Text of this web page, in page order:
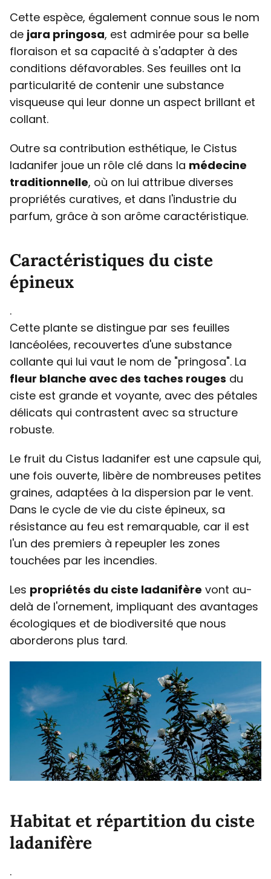
Cette espèce, également connue sous le nom
de jara pringosa, est admirée pour sa belle
floraison et sa capacité à s'adapter à des
conditions défavorables. Ses feuilles ont la
particularité de contenir une substance
visqueuse qui leur donne un aspect brillant et
collant.
Outre sa contribution esthétique, le Cistus
ladanifer joue un rôle clé dans la médecine
traditionnelle, où on lui attribue diverses
propriétés curatives, et dans l'industrie du
parfum, grâce à son arôme caractéristique.
Caractéristiques du ciste
épineux
.
Cette plante se distingue par ses feuilles
lancéolées, recouvertes d'une substance
collante qui lui vaut le nom de "pringosa". La
fleur blanche avec des taches rouges du
ciste est grande et voyante, avec des pétales
délicats qui contrastent avec sa structure
robuste.
Le fruit du Cistus ladanifer est une capsule qui,
une fois ouverte, libère de nombreuses petites
graines, adaptées à la dispersion par le vent.
Dans le cycle de vie du ciste épineux, sa
résistance au feu est remarquable, car il est
l'un des premiers à repeupler les zones
touchées par les incendies.
Les propriétés du ciste ladanifère vont au-
delà de l'ornement, impliquant des avantages
écologiques et de biodiversité que nous
aborderons plus tard.
Habitat et répartition du ciste
ladanifère
.